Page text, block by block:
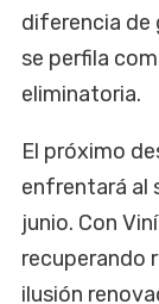
diferencia de
se perfila
eliminatoria.
El próximo
enfrentará al
junio. Con
recuperando
ilusión